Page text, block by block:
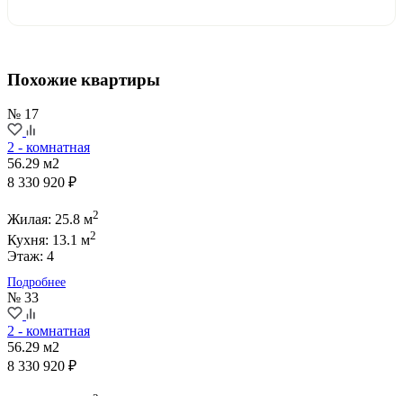
Похожие квартиры
№ 17
2 - комнатная
56.29 м2
8 330 920 ₽
Жилая: 25.8 м2
Кухня: 13.1 м2
Этаж: 4
Подробнее
№ 33
2 - комнатная
56.29 м2
8 330 920 ₽